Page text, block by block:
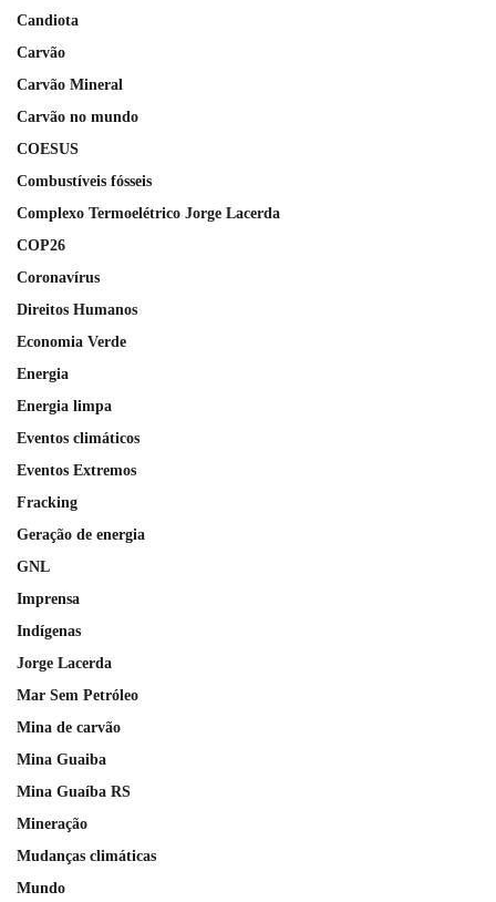
Candiota
Carvão
Carvão Mineral
Carvão no mundo
COESUS
Combustíveis fósseis
Complexo Termoelétrico Jorge Lacerda
COP26
Coronavírus
Direitos Humanos
Economia Verde
Energia
Energia limpa
Eventos climáticos
Eventos Extremos
Fracking
Geração de energia
GNL
Imprensa
Indígenas
Jorge Lacerda
Mar Sem Petróleo
Mina de carvão
Mina Guaiba
Mina Guaíba RS
Mineração
Mudanças climáticas
Mundo